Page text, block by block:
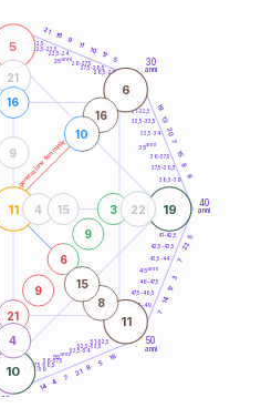
generazione femminile
30
anni
40
anni
50
anni
60
21-22,5
22,5-23,5
23,5-24
26-27,5
27,5-28,5
28,5-29
31-32,5
32,5-33,5
33,5-34
36-37,5
37,5-38,5
38,5-39
41-42,5
42,5-43,5
43,5-44
46-47,5
47,5-48,5
48,5-49
51-52,5
52,5-53,5
53,5-54
56-57,5
57,5-58,5
58,5-59
21
16
9
11
10
17
5
19
13
20
7
15
8
9
5
22
7
3
17
14
7
16
5
8
21
7
4
14
5
19
10
11
6
11
21
9
6
9
3
21
22
4
16
4 15
9
16
10
8
15
25anni
35anni
45anni
55anni